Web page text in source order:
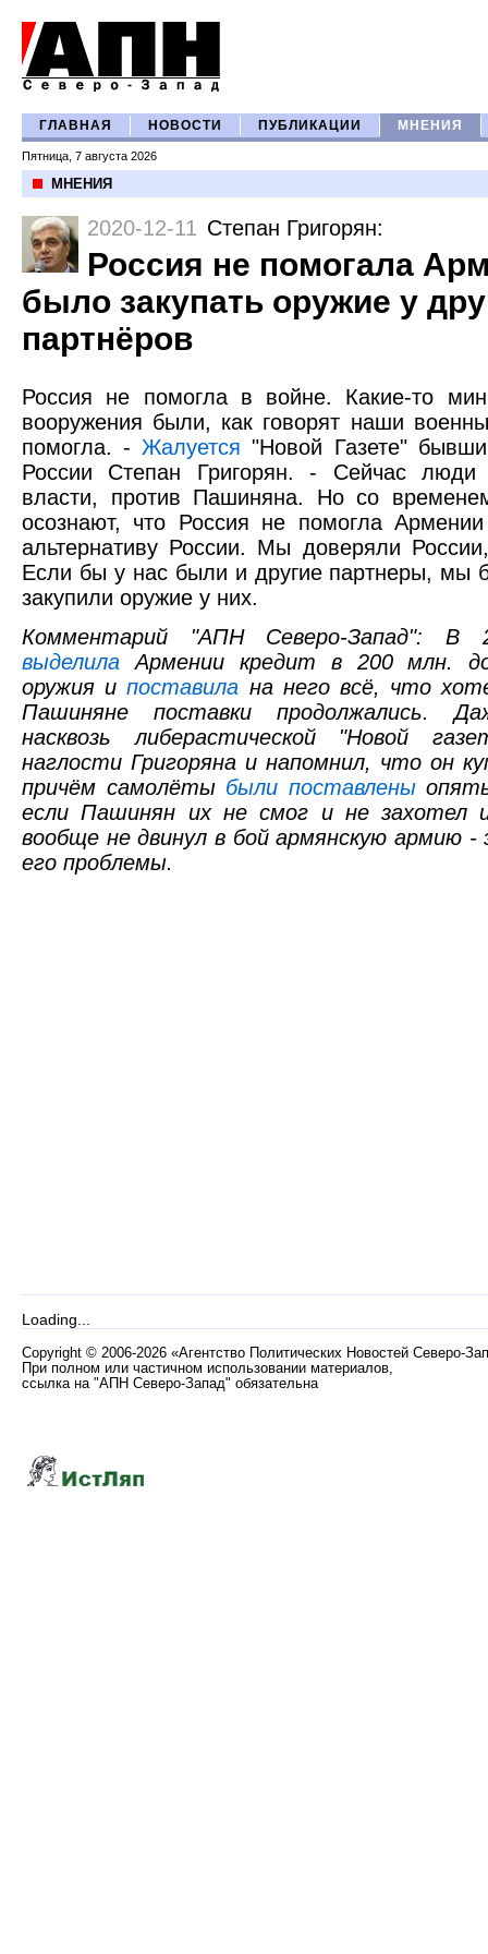
ГЛАВНАЯ НОВОСТИ ПУБЛИКАЦИИ МНЕНИЯ
Пятница, 7 августа 2026
МНЕНИЯ
2020-12-11 Степан Григорян:
Россия не помогала
было закупать оружие у
партнёров
Россия не помогла в войне. Какие-то
вооружения были, как говорят наши
помогла. - Жалуется "Новой Газете"
России Степан Григорян. - Сейчас люди
власти, против Пашиняна. Но со
осознают, что Россия не помогла
альтернативу России. Мы доверяли
Если бы у нас были и другие партнеры, мы
закупили оружие у них.
Комментарий "АПН Северо-Запад": В
выделила Армении кредит в 200 млн.
оружия ипоставила на него всё, что
Пашиняне поставки продолжались.
насквозь либерастической "Новой
наглости Григоряна и напомнил, что он
причём самолёты были поставлены
если Пашинян их не смог и не захотел
вообще не двинул в бой армянскую армию -
его проблемы.
Loading...
Copyright © 2006-2026 «Агентство Политических Новостей Северо-
При полном или частичном использовании материалов,
ссылка на "АПН Северо-Запад" обязательна